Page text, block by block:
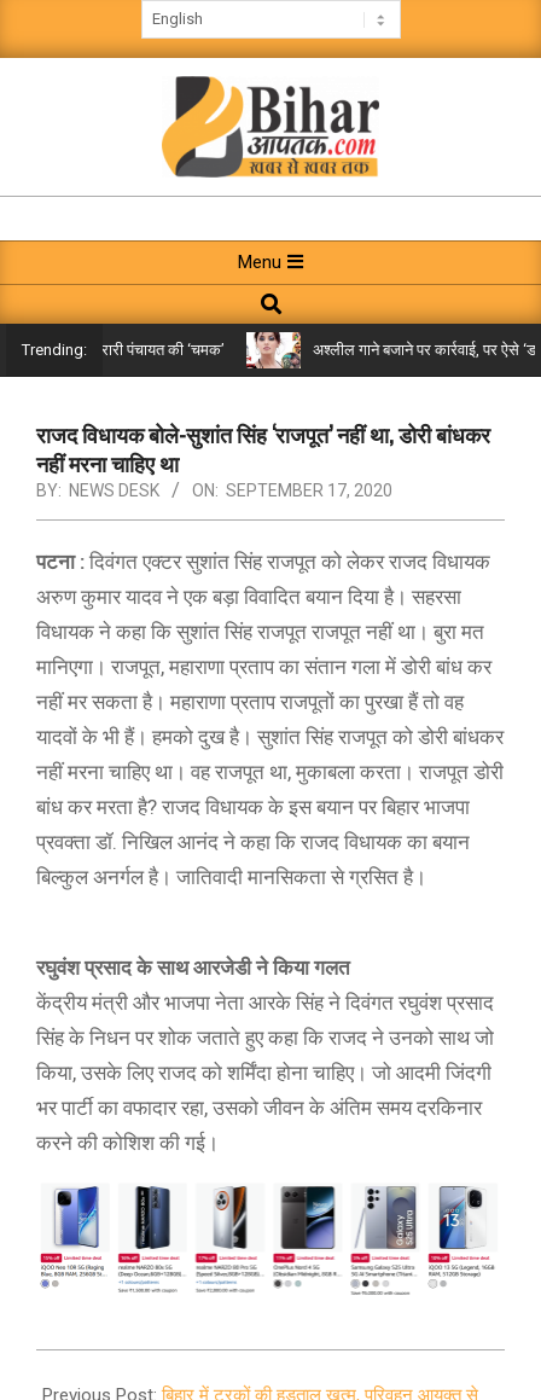
to
BIHAR
AAPTAK
Navigation
Menu
Menu
Search
Trending:
तक पहुंची गरारी पंचायत की ‘चमक’ अश्लील गाने बजाने पर कार्रवाई, पर ऐसे ‘डबल
राजद विधायक बोले-सुशांत सिंह ‘राजपूत’ नहीं था, डोरी बांधकर
नहीं मरना चाहिए था
BY: NEWS DESK ON: SEPTEMBER 17, 2020
पटना : दिवंगत एक्टर सुशांत सिंह राजपूत को लेकर राजद विधायक
अरुण कुमार यादव ने एक बड़ा विवादित बयान दिया है। सहरसा
विधायक ने कहा कि सुशांत सिंह राजपूत राजपूत नहीं था। बुरा मत
मानिएगा। राजपूत, महाराणा प्रताप का संतान गला में डोरी बांध कर
नहीं मर सकता है। महाराणा प्रताप राजपूतों का पुरखा हैं तो वह
यादवों के भी हैं। हमको दुख है। सुशांत सिंह राजपूत को डोरी बांधकर
नहीं मरना चाहिए था। वह राजपूत था, मुकाबला करता। राजपूत डोरी
बांध कर मरता है? राजद विधायक के इस बयान पर बिहार भाजपा
प्रवक्ता डॉ. निखिल आनंद ने कहा कि राजद विधायक का बयान
बिल्कुल अनर्गल है। जातिवादी मानसिकता से ग्रसित है।
रघुवंश प्रसाद के साथ आरजेडी ने किया गलत
केंद्रीय मंत्री और भाजपा नेता आरके सिंह ने दिवंगत रघुवंश प्रसाद
सिंह के निधन पर शोक जताते हुए कहा कि राजद ने उनको साथ जो
किया, उसके लिए राजद को शर्मिंदा होना चाहिए। जो आदमी जिंदगी
भर पार्टी का वफादार रहा, उसको जीवन के अंतिम समय दरकिनार
करने की कोशिश की गई।
09-
Previous Post:बिहार में ट्रकों की हड़ताल खत्म, परिवहन आयुक्त से